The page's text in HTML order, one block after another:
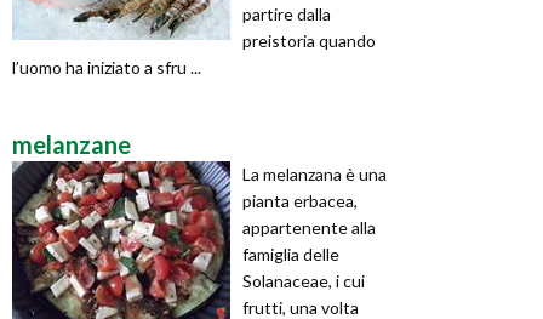
partire dalla
preistoria quando
l’uomo ha iniziato a sfru ...
melanzane
La melanzana è una
pianta erbacea,
appartenente alla
famiglia delle
Solanaceae, i cui
frutti, una volta